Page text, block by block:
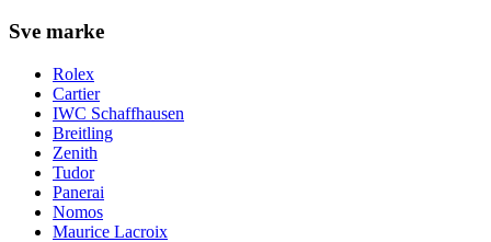
Sve marke
Rolex
Cartier
IWC Schaffhausen
Breitling
Zenith
Tudor
Panerai
Nomos
Maurice Lacroix